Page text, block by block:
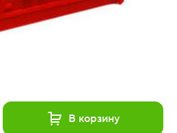
В корзину